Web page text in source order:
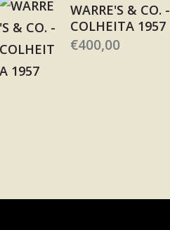
WARRE'S & CO. -
COLHEITA 1957
€400,00